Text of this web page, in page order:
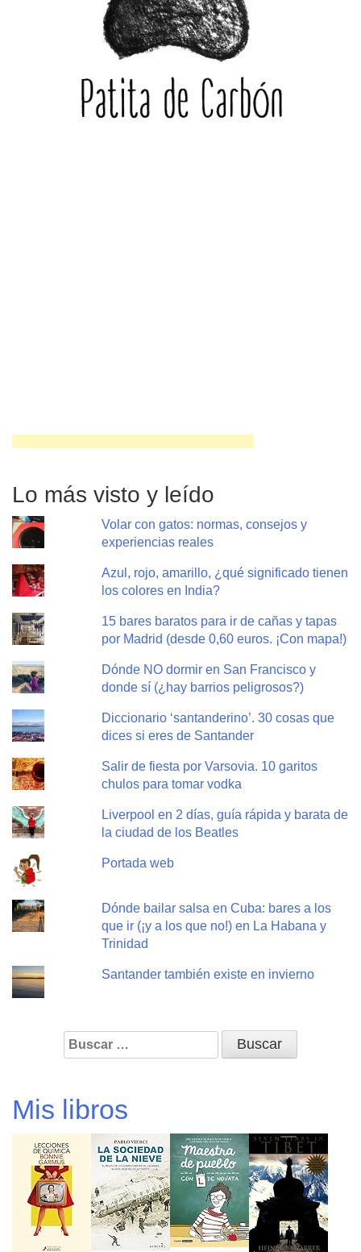
Lo más visto y leído
Volar con gatos: normas, consejos y
experiencias reales
Azul, rojo, amarillo, ¿qué significado tienen
los colores en India?
15 bares baratos para ir de cañas y tapas
por Madrid (desde 0,60 euros. ¡Con mapa!)
Dónde NO dormir en San Francisco y
donde sí (¿hay barrios peligrosos?)
Diccionario ‘santanderino’. 30 cosas que
dices si eres de Santander
Salir de fiesta por Varsovia. 10 garitos
chulos para tomar vodka
Liverpool en 2 días, guía rápida y barata de
la ciudad de los Beatles
Portada web
Dónde bailar salsa en Cuba: bares a los
que ir (¡y a los que no!) en La Habana y
Trinidad
Santander también existe en invierno
Buscar:
Mis libros